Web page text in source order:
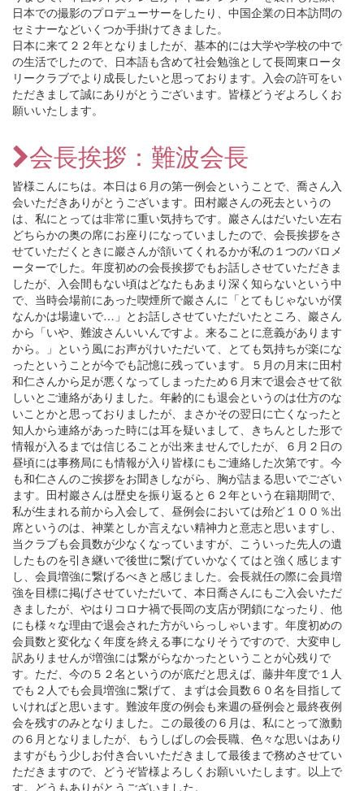
日本での撮影のプロデューサーをしたり、中国企業の日本訪問の
セミナーなどいくつか手掛けてきました。
日本に来て２２年となりましたが、基本的には大学や学校の中で
の生活でしたので、日本語も含めて社会勉強として長岡東ロータ
リークラブでより成長したいと思っております。入会の許可をい
ただきまして誠にありがとうございます。皆様どうぞよろしくお
願いいたします。
会長挨拶：難波会長
皆様こんにちは。本日は６月の第一例会ということで、喬さん入
会いただきありがとうございます。田村巖さんの死去というの
は、私にとっては非常に重い気持ちです。巖さんはだいたい左右
どちらかの奥の席にお座りになっていましたので、会長挨拶をさ
せていただくときに巖さんが頷いてくれるかが私の１つのバロメ
ーターでした。年度初めの会長挨拶でもお話しさせていただきま
したが、入会間もない頃はどなたもあまり深く知らないという中
で、当時会場前にあった喫煙所で巖さんに「とてもじゃないが僕
なんかは場違いで…」とお話しさせていただいたところ、巖さん
から「いや、難波さんいいんですよ。来ることに意義があります
から。」という風にお声がけいただいて、とても気持ちが楽にな
ったということが今でも記憶に残っています。５月の月末に田村
和仁さんから足が悪くなってしまったため６月末で退会させて欲
しいとご連絡がありました。年齢的にも退会というのは仕方のな
いことかと思っておりましたが、まさかその翌日に亡くなったと
知人から連絡があった時には耳を疑いまして、きちんとした形で
情報が入るまでは信じることが出来ませんでしたが、６月２日の
昼頃には事務局にも情報が入り皆様にもご連絡した次第です。今
も和仁さんのご挨拶をお聞きしながら、胸が詰まる思いでござい
ます。田村巖さんは歴史を振り返ると６２年という在籍期間で、
私が生まれる前から入会して、昼例会においては殆ど１００％出
席というのは、神業としか言えない精神力と意志と思いますし、
当クラブも会員数が少なくなっていますが、こういった先人の遺
したものを引き継いで後世に繋げていかなくてはと強く感じます
し、会員増強に繋げるべきと感じました。会長就任の際に会員増
強を目標に掲げさせていただいて、本日喬さんにもご入会いただ
きましたが、やはりコロナ禍で長岡の支店が閉鎖になったり、他
にも様々な理由で退会された方がいらっしゃいます。年度初めの
会員数と変化なく年度を終える事になりそうですので、大変申し
訳ありませんが増強には繋がらなかったということが心残りで
す。ただ、今の５２名というのが底だと思えば、藤井年度で１人
でも２人でも会員増強に繋げて、まずは会員数６０名を目指して
いければと思います。難波年度の例会も来週の昼例会と最終夜例
会を残すのみとなりました。この最後の６月は、私にとって激動
の６月となりましたが、もうしばしの会長職、色々な思いはあり
ますがもう少しお付き合いいただきまして最後まで務めさせてい
ただきますので、どうぞ皆様よろしくお願いいたします。以上で
す。どうもありがとうございました。